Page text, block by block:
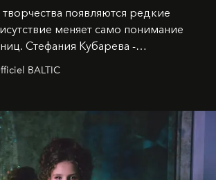
появляются редкие
меняет само понимание
Стефания Кубарева -
невероятной
уже украшает обложки
2025, представляет собой
современной культуры.
BALTIC